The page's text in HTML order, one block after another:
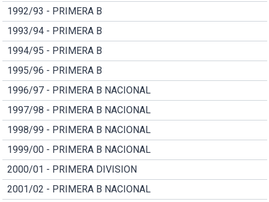
1992/93 - PRIMERA B
1993/94 - PRIMERA B
1994/95 - PRIMERA B
1995/96 - PRIMERA B
1996/97 - PRIMERA B NACIONAL
1997/98 - PRIMERA B NACIONAL
1998/99 - PRIMERA B NACIONAL
1999/00 - PRIMERA B NACIONAL
2000/01 - PRIMERA DIVISION
2001/02 - PRIMERA B NACIONAL